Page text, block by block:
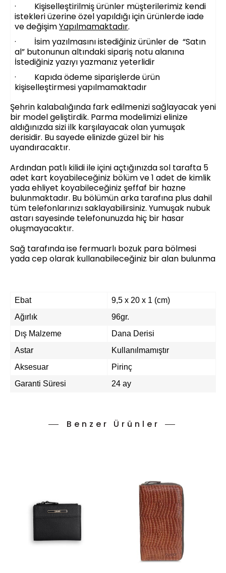
· Kişiselleştirilmiş ürünler müşterilerimiz kendi
istekleri üzerine özel yapıldığı için ürünlerde iade
ve değişimYapılmamaktadır.
· İsim yazılmasını istediğiniz ürünler de “Satın
al” butonunun altındaki sipariş notu alanına
İstediğiniz yazıyı yazmanız yeterlidir
· Kapıda ödeme siparişlerde ürün
kişiselleştirmesi yapılmamaktadır
Şehrin kalabalığında fark edilmenizi sağlayacak yeni
bir model geliştirdik. Parma modelimizi elinize
aldığınızda sizi ilk karşılayacak olan yumuşak
derisidir. Bu sayede elinizde güzel bir his
uyandıracaktır.
Ardından patlı kilidi ile içini açtığınızda sol tarafta 5
adet kart koyabileceğiniz bölüm ve 1 adet de kimlik
yada ehliyet koyabileceğiniz şeffaf bir hazne
bulunmaktadır. Bu bölümün arka tarafına plus dahil
tüm telefonlarınızı saklayabilirsiniz. Yumuşak nubuk
astarı sayesinde telefonunuzda hiç bir hasar
oluşmayacaktır.
Sağ tarafında ise fermuarlı bozuk para bölmesi
yada cep olarak kullanabileceğiniz bir alan bulunma
Ebat
9,5 x 20 x 1 (cm)
Ağırlık
96gr.
Dış Malzeme
Dana Derisi
Astar
Kullanılmamıştır
Aksesuar
Pirinç
Garanti Süresi
24 ay
Benzer Ürünler